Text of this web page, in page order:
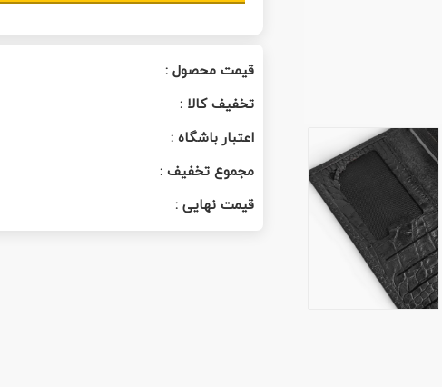
قیمت محصول :
تخفیف کالا :
اعتبار باشگاه :
مجموع تخفیف :
قیمت نهایی :